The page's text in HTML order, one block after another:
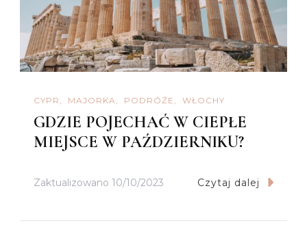
CYPR MAJORKA PODRÓŻE WŁOCHY
GDZIE POJECHAĆ W CIEPŁE
MIEJSCE W PAŹDZIERNIKU?
Zaktualizowano 10/10/2023 Czytaj dalej